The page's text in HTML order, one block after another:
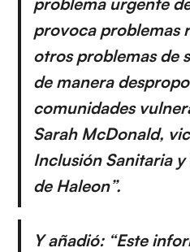
provoca problemas
otros problemas de
de manera
comunidades
Sarah McDonald,
Inclusión Sanitaria
de Haleon”.
Y añadió: “Este